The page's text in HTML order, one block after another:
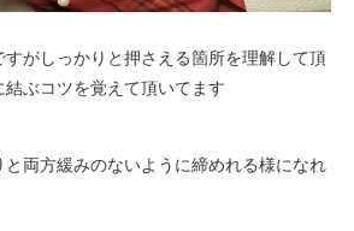
がしっかりと押さえる箇所を理解して頂
ぶコツを覚えて頂いてます
両方緩みのないように締めれる様になれ